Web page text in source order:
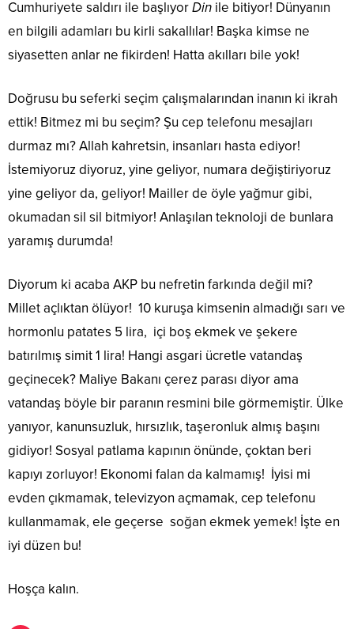
Cumhuriyete saldırı ile başlıyorDin ile bitiyor! Dünyanın
en bilgili adamları bu kirli sakallılar! Başka kimse ne
siyasetten anlar ne fikirden! Hatta akılları bile yok!
Doğrusu bu seferki seçim çalışmalarından inanın ki ikrah
ettik! Bitmez mi bu seçim? Şu cep telefonu mesajları
durmaz mı? Allah kahretsin, insanları hasta ediyor!
İstemiyoruz diyoruz, yine geliyor, numara değiştiriyoruz
yine geliyor da, geliyor! Mailler de öyle yağmur gibi,
okumadan sil sil bitmiyor! Anlaşılan teknoloji de bunlara
yaramış durumda!
Diyorum ki acaba AKP bu nefretin farkında değil mi?
Millet açlıktan ölüyor! 10 kuruşa kimsenin almadığı sarı ve
hormonlu patates 5 lira, içi boş ekmek ve şekere
batırılmış simit 1 lira! Hangi asgari ücretle vatandaş
geçinecek? Maliye Bakanı çerez parası diyor ama
vatandaş böyle bir paranın resmini bile görmemiştir. Ülke
yanıyor, kanunsuzluk, hırsızlık, taşeronluk almış başını
gidiyor! Sosyal patlama kapının önünde, çoktan beri
kapıyı zorluyor! Ekonomi falan da kalmamış! İyisi mi
evden çıkmamak, televizyon açmamak, cep telefonu
kullanmamak, ele geçerse soğan ekmek yemek! İşte en
iyi düzen bu!
Hoşça kalın.